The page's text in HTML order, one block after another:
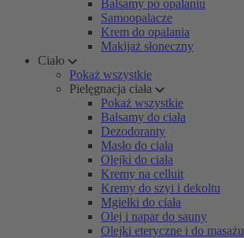
Balsamy po opalaniu
Samoopalacze
Krem do opalania
Makijaż słoneczny
Ciało
Pokaż wszystkie
Pielęgnacja ciała
Pokaż wszystkie
Balsamy do ciała
Dezodoranty
Masło do ciała
Olejki do ciała
Kremy na celluit
Kremy do szyi i dekoltu
Mgiełki do ciała
Olej i napar do sauny
Olejki eteryczne i do masażu